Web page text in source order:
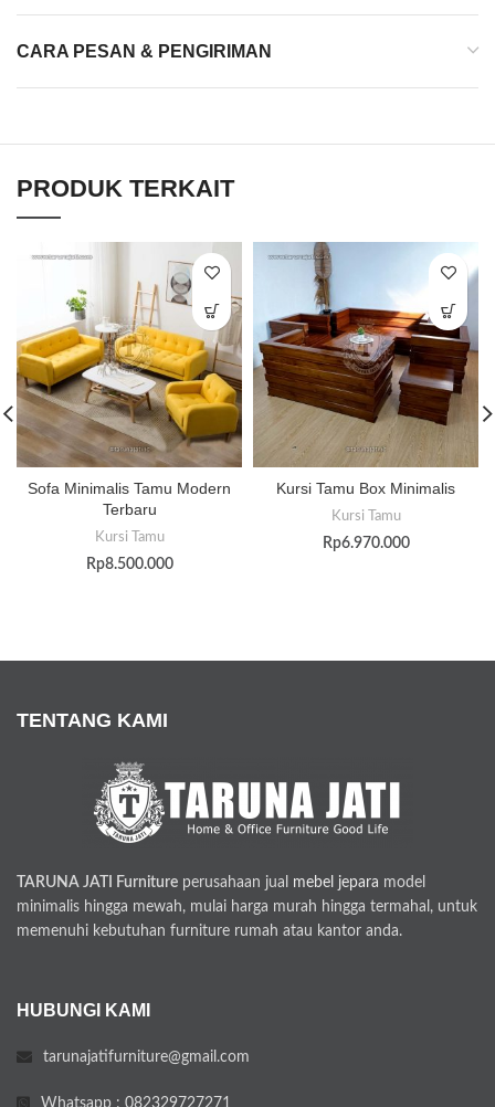
CARA PESAN & PENGIRIMAN
PRODUK TERKAIT
Sofa Minimalis Tamu Modern
Terbaru
Kursi Tamu
Rp8.500.000
Kursi Tamu Box Minimalis
Kursi Tamu
Rp6.970.000
TENTANG KAMI
TARUNA JATI Furniture perusahaan jual mebel jepara model
minimalis hingga mewah, mulai harga murah hingga termahal, untuk
memenuhi kebutuhan furniture rumah atau kantor anda.
HUBUNGI KAMI
tarunajatifurniture@gmail.com